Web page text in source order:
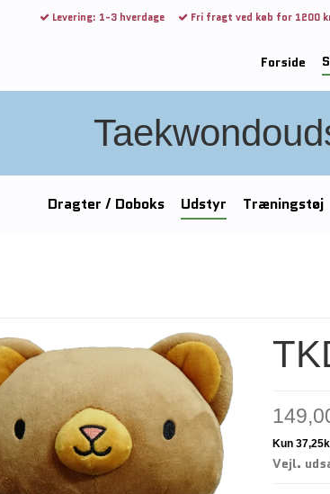
Levering: 1-3 hverdage Fri fragt ved køb for 1200
Forside
Dragter / Doboks Udstyr Træningstøj
Vejl.